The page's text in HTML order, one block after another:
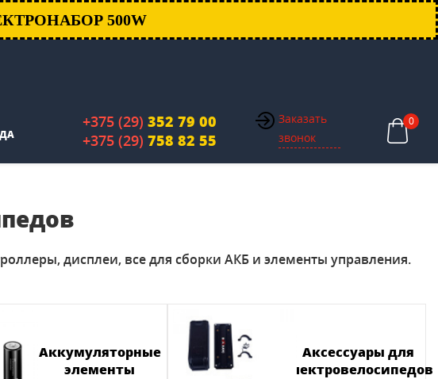
500W
+375 (29) 352 79 00
+375 (29) 758 82 55
Заказать
звонок
0
дисплеи, все для сборки АКБ и элементы управления.
Аккумуляторные
элементы
Аксессуары для
электровелосипедов